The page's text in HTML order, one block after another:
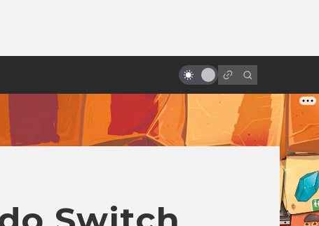
Как Чужой изменил кино и игры